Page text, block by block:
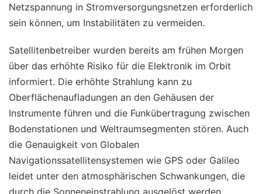
Netzspannung in Stromversorgungsnetzen erforderlich
sein können, um Instabilitäten zu vermeiden.
Satellitenbetreiber wurden bereits am frühen Morgen
über das erhöhte Risiko für die Elektronik im Orbit
informiert. Die erhöhte Strahlung kann zu
Oberflächenaufladungen an den Gehäusen der
Instrumente führen und die Funkübertragung zwischen
Bodenstationen und Weltraumsegmenten stören. Auch
die Genauigkeit von Globalen
Navigationssatellitensystemen wie GPS oder Galileo
leidet unter den atmosphärischen Schwankungen, die
durch die Sonneneinstrahlung ausgelöst werden.